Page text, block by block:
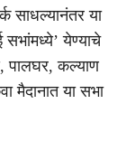
साधल्यानंतर या
सभांमध्ये’ येण्याचे
पालघर, कल्याण
मैदानात या सभा